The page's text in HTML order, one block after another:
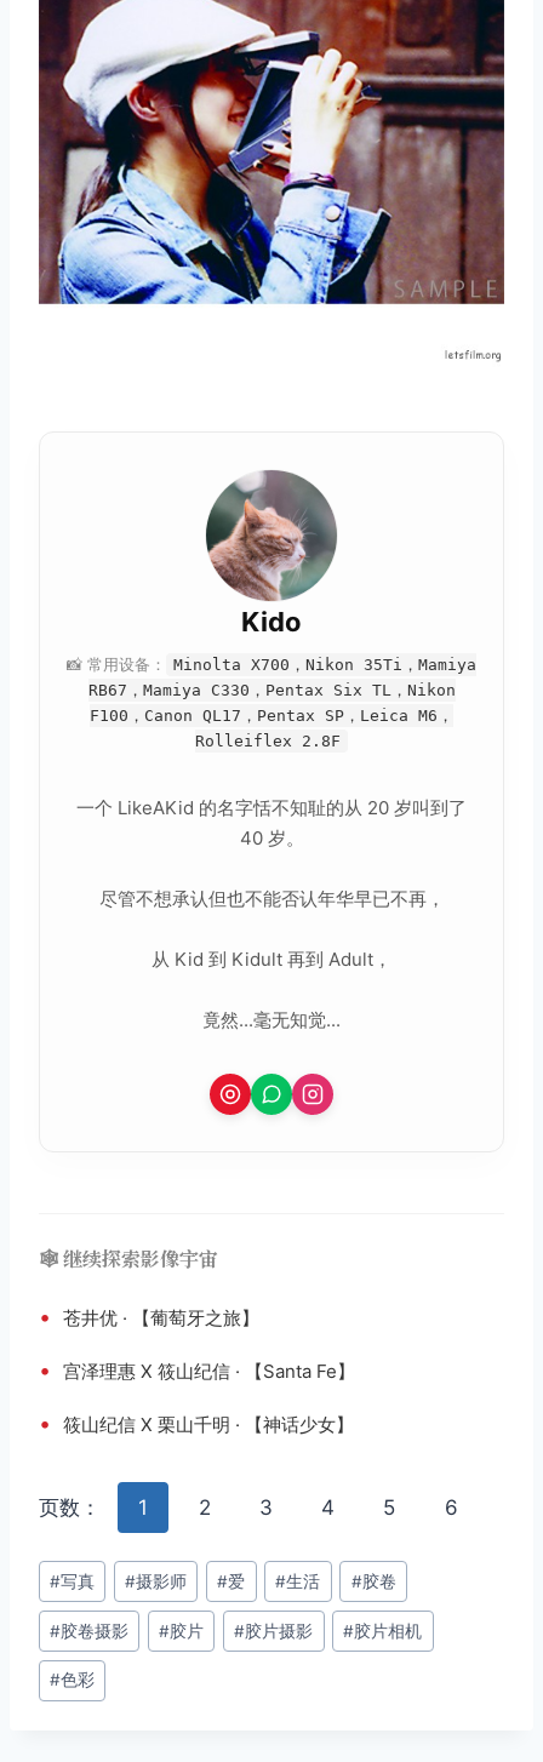
Kido
📸 常用设备：
Minolta X700，Nikon 35Ti，Mamiya
RB67，Mamiya C330，Pentax Six TL，Nikon
F100，Canon QL17，Pentax SP，Leica M6，
Rolleiflex 2.8F
一个 LikeAKid 的名字恬不知耻的从 20 岁叫到了
40 岁。
尽管不想承认但也不能否认年华早已不再，
从 Kid 到 Kidult 再到 Adult，
竟然...毫无知觉...
🕸️ 继续探索影像宇宙
• 苍井优 · 【葡萄牙之旅】
• 宫泽理惠 X 筱山纪信 · 【Santa Fe】
• 筱山纪信 X 栗山千明 · 【神话少女】
页数： 1 2 3 4 5 6
文
章
标
签：
#写真 #摄影师 #爱 #生活 #胶卷
#胶卷摄影 #胶片 #胶片摄影 #胶片相机
#色彩
取消 搜索